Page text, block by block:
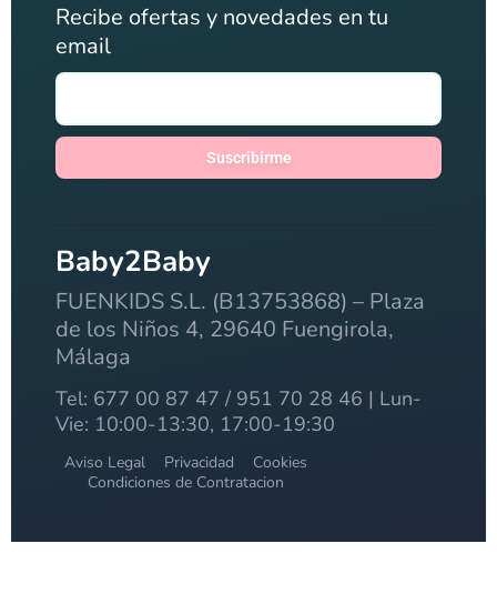
Recibe ofertas y novedades en tu
email
Suscribirme
Baby2Baby
FUENKIDS S.L. (B13753868) – Plaza
de los Niños 4, 29640 Fuengirola,
Málaga
Tel: 677 00 87 47 / 951 70 28 46 | Lun-
Vie: 10:00-13:30, 17:00-19:30
Aviso Legal Privacidad
Cookies
Condiciones de Contratacion